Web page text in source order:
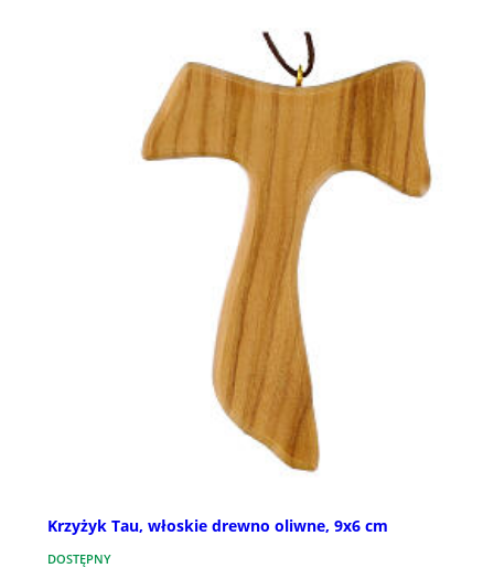
Krzyżyk Tau, włoskie drewno oliwne, 9x6 cm
DOSTĘPNY